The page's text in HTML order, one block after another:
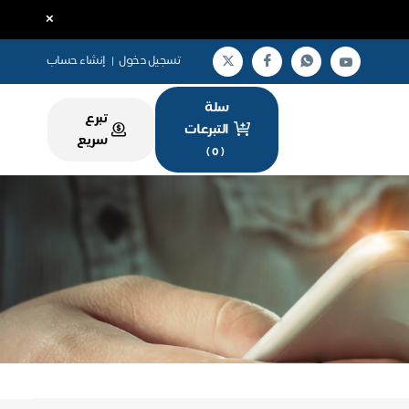
×
تسجيل دخول | إنشاء حساب
سلة
التبرعات
(
0
)
تبرع
سريع